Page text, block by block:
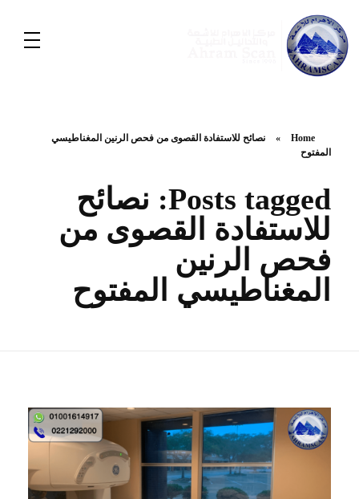
Home
»
نصائح للاستفادة القصوى من فحص الرنين المغناطيسي
المفتوح
Posts tagged: نصائح
للاستفادة القصوى من
فحص الرنين
المغناطيسي المفتوح